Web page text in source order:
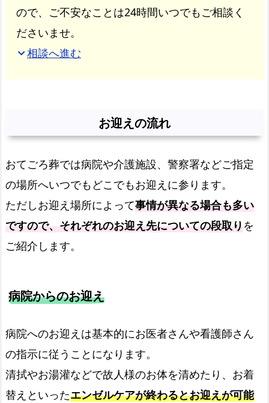
ので、ご不安なことは24時間いつでもご相談く
ださいませ。
expand_more相談へ進む
お迎えの流れ
おてごろ葬では病院や介護施設、警察署などご指定
の場所へいつでもどこでもお迎えに参ります。
ただしお迎え場所によって事情が異なる場合も多い
ですので、それぞれのお迎え先についての段取りを
ご紹介します。
病院からのお迎え
病院へのお迎えは基本的にお医者さんや看護師さん
の指示に従うことになります。
清拭やお湯灌などで故人様のお体を清めたり、お着
替えといったエンゼルケアが終わるとお迎えが可能